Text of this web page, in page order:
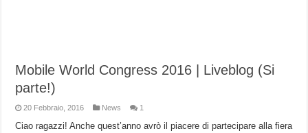
Mobile World Congress 2016 | Liveblog (Si
parte!)
20 Febbraio, 2016 News 1
Ciao ragazzi! Anche quest’anno avrò il piacere di partecipare alla fiera